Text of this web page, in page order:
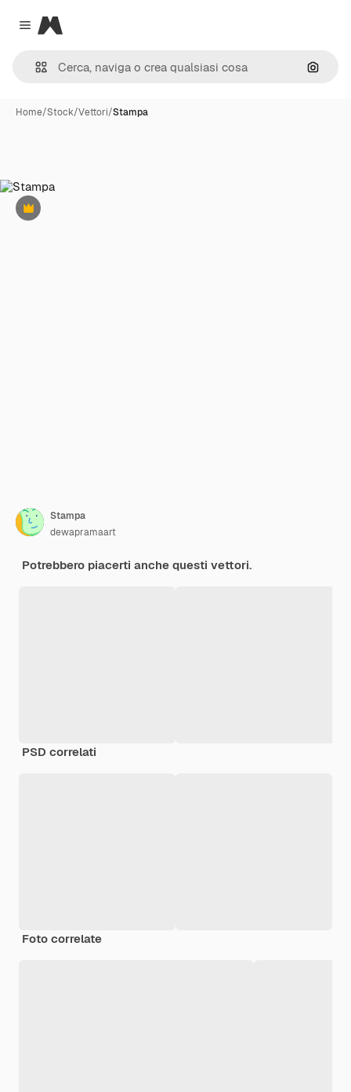
Close menu
Magnific
Cerca
Home/Stock/Vettori/Stampa
Premium
Stampa
dewapramaart
Potrebbero piacerti anche questi vettori.
PSD correlati
Foto correlate